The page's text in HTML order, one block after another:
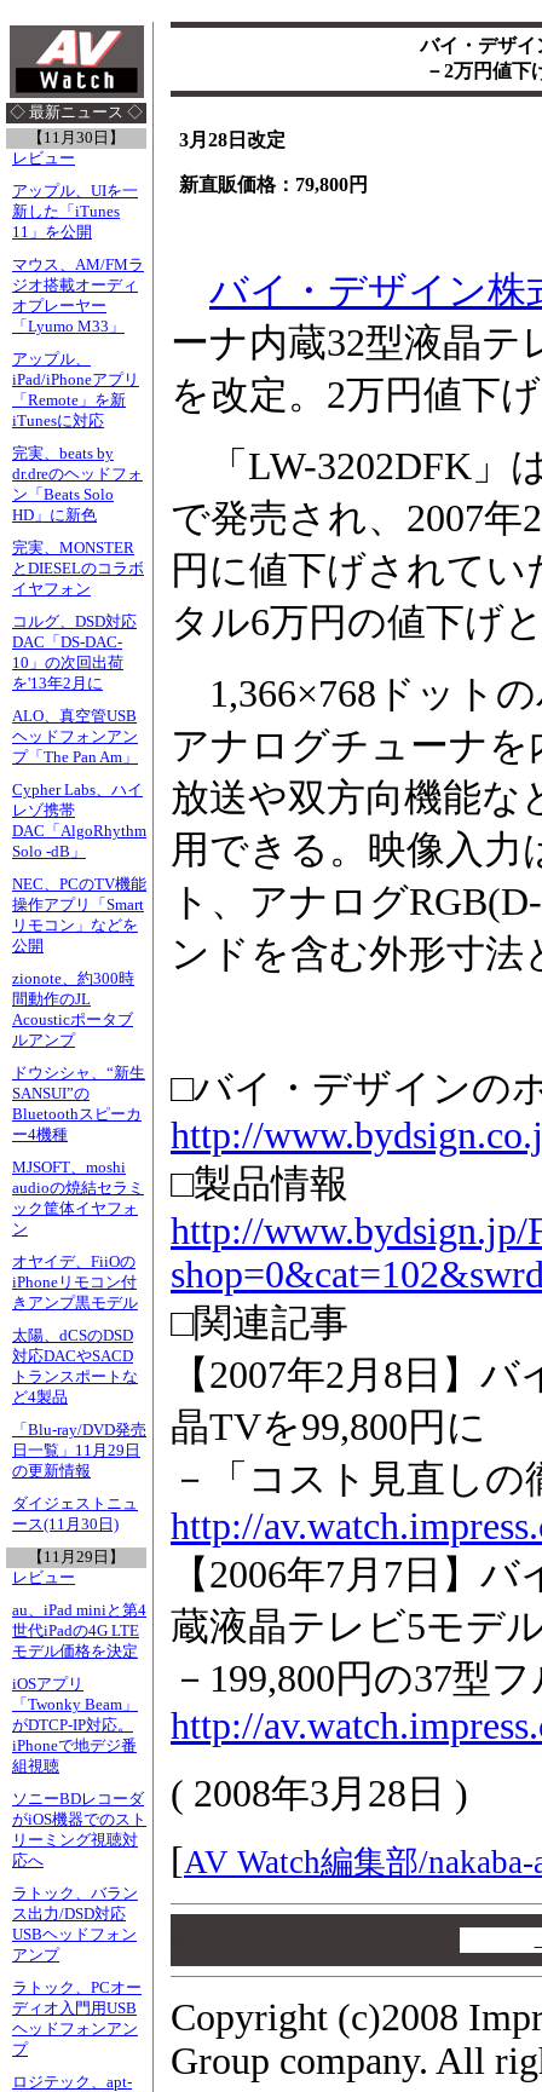
◇ 最新ニュース ◇
【11月30日】
レビュー
アップル、UIを一
新した「iTunes
11」を公開
マウス、AM/FMラ
ジオ搭載オーディ
オプレーヤー
「Lyumo M33」
アップル、
iPad/iPhoneアプリ
「Remote」を新
iTunesに対応
完実、beats by
dr.dreのヘッドフォ
ン「Beats Solo
HD」に新色
完実、MONSTER
とDIESELのコラボ
イヤフォン
コルグ、DSD対応
DAC「DS-DAC-
10」の次回出荷
を'13年2月に
ALO、真空管USB
ヘッドフォンアン
プ「The Pan Am」
Cypher Labs、ハイ
レゾ携帯
DAC「AlgoRhythm
Solo -dB」
NEC、PCのTV機能
操作アプリ「Smart
リモコン」などを
公開
zionote、約300時
間動作のJL
Acousticポータブ
ルアンプ
ドウシシャ、“新生
SANSUI”の
Bluetoothスピーカ
ー4機種
MJSOFT、moshi
audioの焼結セラミ
ック筐体イヤフォ
ン
オヤイデ、FiiOの
iPhoneリモコン付
きアンプ黒モデル
太陽、dCSのDSD
対応DACやSACD
トランスポートな
ど4製品
「Blu-ray/DVD発売
日一覧」11月29日
の更新情報
ダイジェストニュ
ース(11月30日)
【11月29日】
レビュー
au、iPad miniと第4
世代iPadの4G LTE
モデル価格を決定
iOSアプリ
「Twonky Beam」
がDTCP-IP対応。
iPhoneで地デジ番
組視聴
ソニーBDレコーダ
がiOS機器でのスト
リーミング視聴対
応へ
ラトック、バラン
ス出力/DSD対応
USBヘッドフォン
アンプ
ラトック、PCオー
ディオ入門用USB
ヘッドフォンアン
プ
ロジテック、apt-
バイ・デザイ
－2万円値下
3月28日改定
新直販価格：79,800円
バイ・デザイン株
ーナ内蔵32型液晶テ
を改定。2万円値下
「LW-3202DFK」
で発売され、2007年
円に値下げされて
タル6万円の値下げ
1,366×768ドット
アナログチューナ
放送や双方向機能な
用できる。映像入力
ト、アナログ
ンドを含む外形寸法
□バイ・デザインの
http://
□製品情報
http://www.bydsign.jp/
□関連記事
【2007年2月8日】
晶TVを99,800円に
－「コスト見直し
http://
【2006年7月7日】
蔵液晶テレビ5モデ
－199,800円の37型
http://
( 2008年3月28日 )
[AV Watch編集部/
Copyright (c)2008
Group company. All